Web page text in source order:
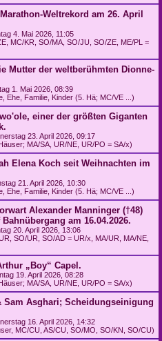
Weltrekord am 26. April
4. Mai 2026, 11:05
MC/KR, SO/MA, SO/JU, SO/ZE, ME/PL =
Mutter der weltberühmten Dionne-
1. Mai 2026, 08:39
Ehe, Familie, Kinder (5. Hä; MC/VE ...)
einer der größten Giganten
23. April 2026, 09:17
MA/SA, UR/NE, UR/PO = SA/x)
Elena Koch seit Weihnachten im
21. April 2026, 10:30
Ehe, Familie, Kinder (5. Hä; MC/VE ...)
Alexander Manninger (†48)
am 16.04.2026.
20. April 2026, 13:06
SO/UR, SO/AD = UR/x, MA/UR, MA/NE,
„Boy“ Capel.
19. April 2026, 08:28
MA/SA, UR/NE, UR/PO = SA/x)
Sam Asghari; Scheidungseinigung
16. April 2026, 14:32
MC/CU, AS/CU, SO/MO, SO/KN, SO/CU)